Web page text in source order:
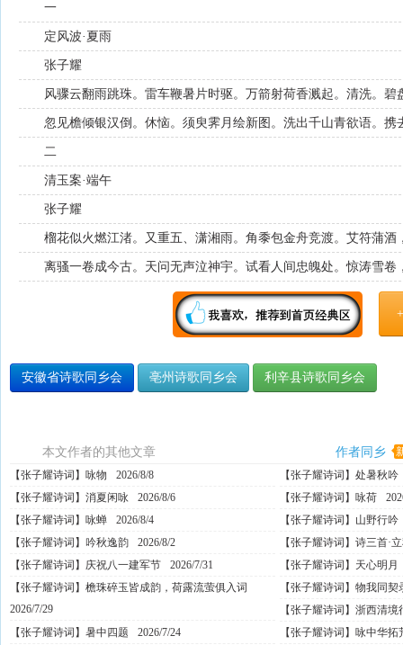
一
定风波·夏雨
张子耀
风骤云翻雨跳珠。雷车鞭暑片时驱。万箭射荷香溅起。清洗。碧
忽见檐倾银汉倒。休恼。须臾霁月绘新图。洗出千山青欲语。携
二
清玉案·端午
张子耀
榴花似火燃江渚。又重五、潇湘雨。角黍包金舟竞渡。艾符蒲酒
离骚一卷成今古。天问无声泣神宇。试看人间忠魄处。惊涛雪卷
安徽省诗歌同乡会 亳州诗歌同乡会 利辛县诗歌同乡会
本文作者的其他文章 作者同乡
【张子耀诗词】咏物 2026/8/8
【张子耀诗词】处暑秋吟
【张子耀诗词】消夏闲咏
2026/8/6 【张子耀诗词】咏荷
【张子耀诗词】咏蝉
2026/8/4
【张子耀诗词】山野行吟
【张子耀诗词】吟秋逸韵
2026/8/2
【张子耀诗词】诗三首·
【张子耀诗词】庆祝八一建军节
2026/7/31
【张子耀诗词】天心明
【张子耀诗词】檐珠碎玉皆成韵，荷露流萤俱入词
2026/7/29
【张子耀诗词】物我同契
【张子耀诗词】浙西清境
【张子耀诗词】暑中四题
2026/7/24 【张子耀诗词】咏中华拓